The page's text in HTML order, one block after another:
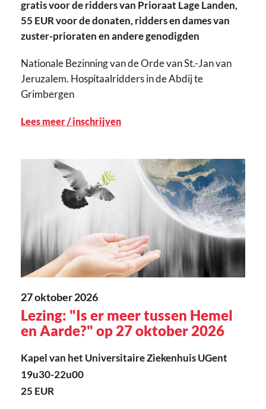
gratis voor de ridders van Prioraat Lage Landen,
55 EUR voor de donaten, ridders en dames van
zuster-prioraten en andere genodigden
Nationale Bezinning van de Orde van St.-Jan van
Jeruzalem. Hospitaalridders in de Abdij te
Grimbergen
Lees meer / inschrijven
27 oktober 2026
Lezing: "Is er meer tussen Hemel
en Aarde?" op 27 oktober 2026
Kapel van het Universitaire Ziekenhuis UGent
19u30-22u00
25 EUR